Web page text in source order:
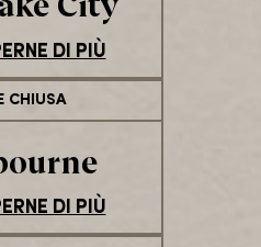
DI PIÙ
CHIUSA
DI PIÙ